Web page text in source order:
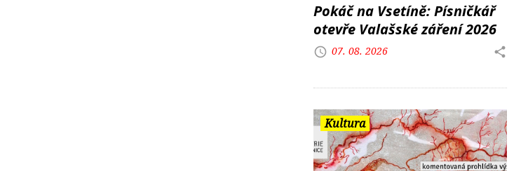
Pokáč na Vsetíně: Písničkář
otevře Valašské záření 2026
07. 08. 2026
Kultura